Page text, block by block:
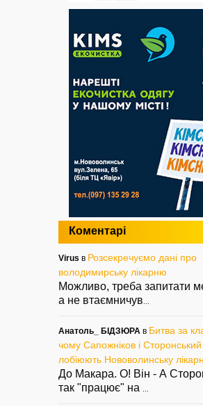
Коментарі
Virus в Розсекречуємо дані про
володимирську лікарню
Можливо, треба запитати
а не втаємничув...
Анатоль_ БІДЗЮРА в Битва за
чому Сапожніков і
лобіюють Нововолинську
До Макара. О! Він - А
так "працює" на ...